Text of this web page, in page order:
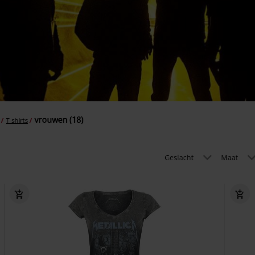
T-shirts vrouwen (18)
Geslacht Maat